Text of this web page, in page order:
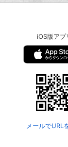
iOS版アプ
メールでURL